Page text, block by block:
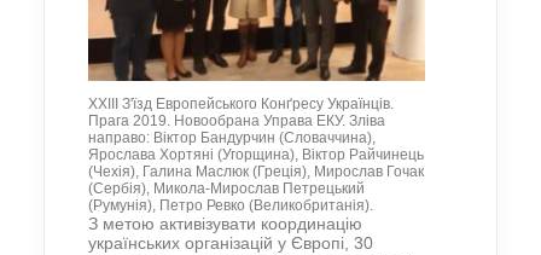
XXIII З'їзд Европейського Конґресу Українців.
Прага 2019. Новообрана Управа ЕКУ. Зліва
направо: Віктор Бандурчин (Словаччина),
Ярослава Хортяні (Угорщина), Віктор Райчинець
(Чехія), Галина Маслюк (Греція), Мирослав Гочак
(Сербія), Микола-Мирослав Петрецький
(Румунія), Петро Ревко (Великобританія).
З метою активізувати координацію
українських організацій у Європі, 30